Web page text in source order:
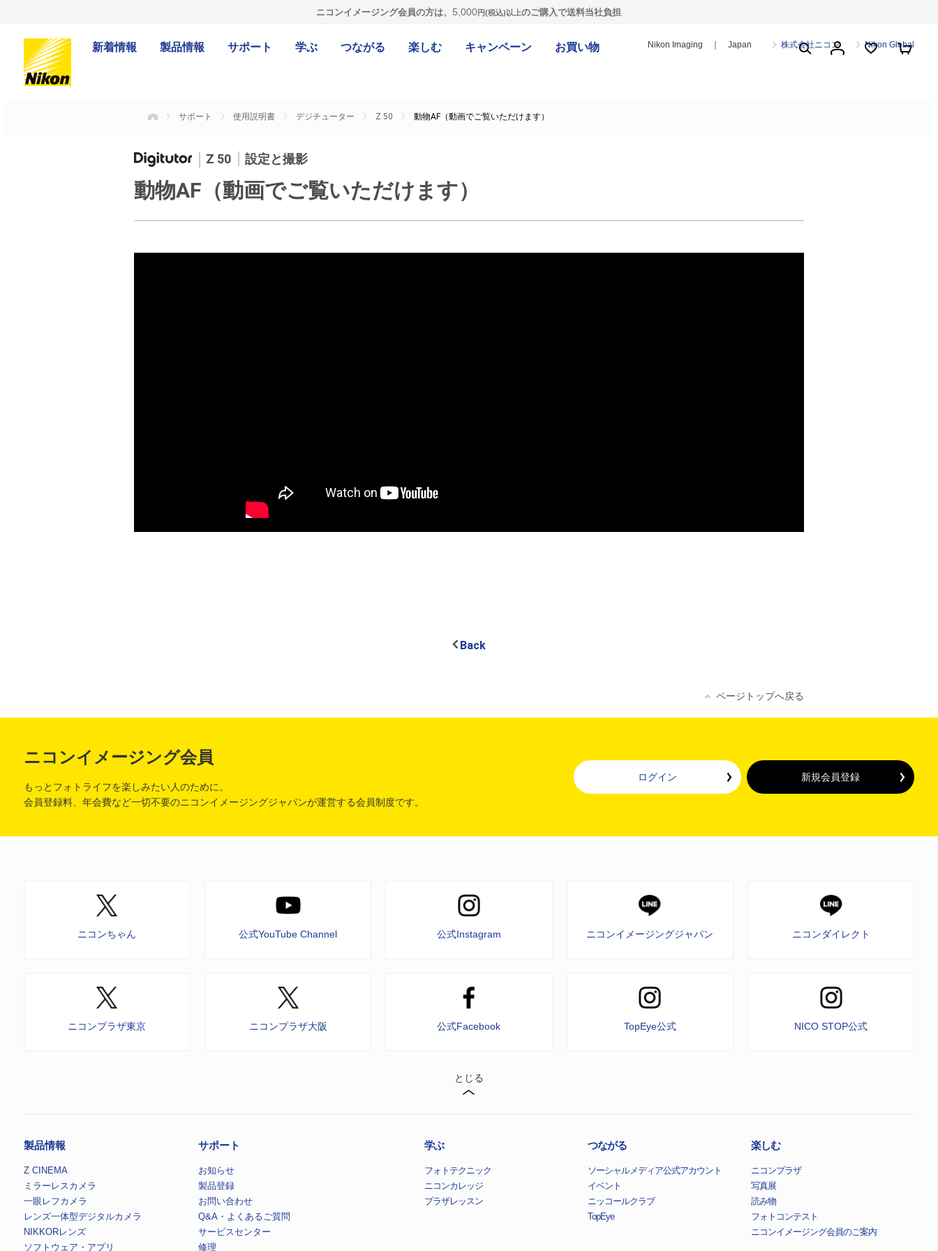
ニコンイメージング会員の方は、 5,000円(税込)以上のご購入で送料当社負担
新着情報 製品情報 サポート 学ぶ つながる 楽しむ キャンペーン お買い物 Nikon Imaging ｜ Japan 株式会社ニコン Nikon Global
HOMEサポート 使用説明書 デジチューター Z 50 動物AF（動画でご覧いただけます）
Z 50 設定と撮影
動物AF（動画でご覧いただけます）
Back
ページトップへ戻る
ニコンイメージング会員
もっとフォトライフを楽しみたい人のために。
会員登録料、年会費など一切不要のニコンイメージングジャパンが運営する会員制度です。
ログイン 新規会員登録
ニコンちゃん 公式YouTube Channel 公式Instagram ニコンイメージングジャパン ニコンダイレクト
ニコンプラザ東京 ニコンプラザ大阪 公式Facebook TopEye公式 NICO STOP公式
とじる
製品情報
Z CINEMA
ミラーレスカメラ
一眼レフカメラ
レンズ一体型デジタルカメラ
NIKKORレンズ
ソフトウェア・アプリ
サポート
お知らせ
製品登録
お問い合わせ
Q&A・よくあるご質問
サービスセンター
修理
学ぶ
フォトテクニック
ニコンカレッジ
プラザレッスン
つながる
ソーシャルメディア公式アカウント
イベント
ニッコールクラブ
TopEye
楽しむ
ニコンプラザ
写真展
読み物
フォトコンテスト
ニコンイメージング会員のご案内